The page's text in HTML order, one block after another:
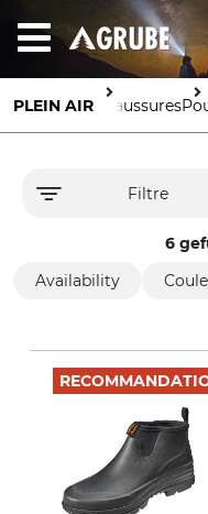
PLEIN AIR Chaussures
Filtre
6
Availability